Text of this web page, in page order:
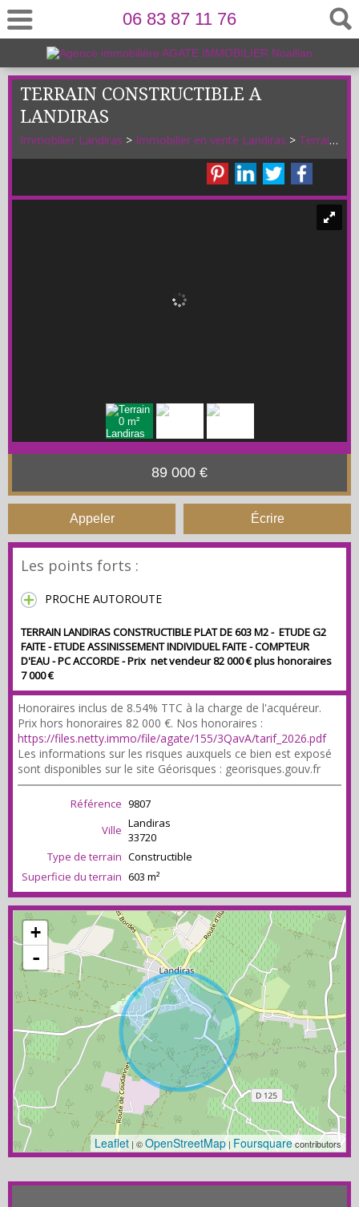
06 83 87 11 76
TERRAIN CONSTRUCTIBLE A
LANDIRAS
Immobilier Landiras > Immobilier en vente Landiras > Terrain Constructible en vente Landiras
89 000 €
Appeler Écrire
Les points forts :
PROCHE AUTOROUTE
TERRAIN LANDIRAS CONSTRUCTIBLE PLAT DE 603 M2 - ETUDE G2
FAITE - ETUDE ASSINISSEMENT INDIVIDUEL FAITE - COMPTEUR
D'EAU - PC ACCORDE - Prix net vendeur 82 000 € plus honoraires
7 000 €
Honoraires inclus de 8.54% TTC à la charge de l'acquéreur.
Prix hors honoraires 82 000 €. Nos honoraires :
https://files.netty.immo/file/agate/155/3QavA/tarif_2026.pdf
Les informations sur les risques auxquels ce bien est exposé
sont disponibles sur le site Géorisques : georisques.gouv.fr
Référence 9807
Ville Landiras
33720
Type de terrain Constructible
Superficie du terrain 603 m²
+
-
Leaflet | ©OpenStreetMap| Foursquarecontributors